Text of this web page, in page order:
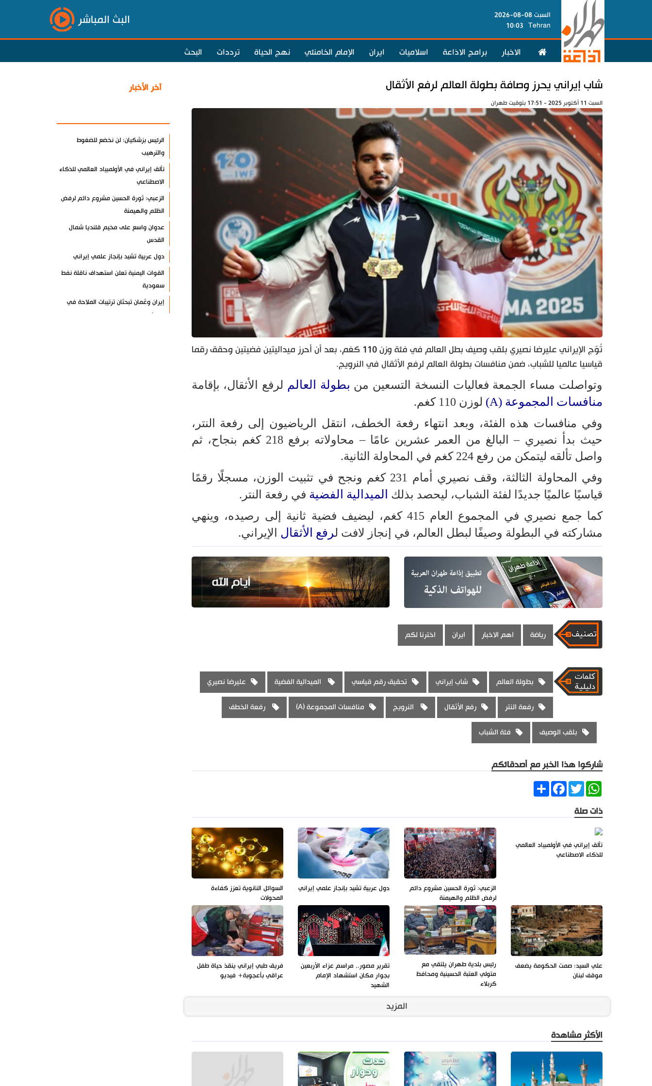
السبت 08-08-2026
Tehran
10:03 البث المباشر
الاخبار برامج الاذاعة اسلاميات ايران الإمام الخامنئي نهج الحياة ترددات البحث
شاب إيراني يحرز وصافة بطولة العالم لرفع الأثقال
السبت 11 أكتوبر 2025 - 17:51 بتوقيت طهران
تُوّج الإيراني عليرضا نصيري بلقب وصيف بطل العالم في فئة وزن 110 كغم، بعد أن أحرز ميداليتين فضيتين وحقق رقما
قياسيا عالميا للشباب، ضمن منافسات بطولة العالم لرفع الأثقال في النرويج.
وتواصلت مساء الجمعة فعاليات النسخة التسعين من بطولة العالم لرفع الأثقال، بإقامة
منافسات المجموعة (A)
لوزن 110 كغم.
وفي منافسات هذه الفئة، وبعد انتهاء رفعة الخطف، انتقل الرياضيون إلى رفعة النتر،
حيث بدأ نصيري – البالغ من العمر عشرين عامًا – محاولاته برفع 218 كغم بنجاح، ثم
واصل تألقه ليتمكن من رفع 224 كغم في المحاولة الثانية.
وفي المحاولة الثالثة، وقف نصيري أمام 231 كغم ونجح في تثبيت الوزن، مسجلًا رقمًا
قياسيًا عالميًا جديدًا لفئة الشباب، ليحصد بذلك الميدالية الفضية في رفعة النتر.
كما جمع نصيري في المجموع العام 415 كغم، ليضيف فضية ثانية إلى رصيده، وينهي
مشاركته في البطولة وصيفًا لبطل العالم، في إنجاز لافت لرفع الأثقال الإيراني.
رياضة اهم الاخبار ايران اخترنا لكم
بطولة العالم شاب إيراني تحقيق رقم قياسي الميدالية الفضية عليرضا نصيري
رفعة النتر رفع الأثقال النرويج منافسات المجموعة (A) رفعة الخطف
بلقب الوصيف فئة الشباب
شاركوا هذا الخبر مع أصدقائكم
ShareFacebookTwitter
WhatsApp
ذات صلة
تألق إيراني في الأولمبياد العالمي
للذكاء الاصطناعي
الزعبي: ثورة الحسين مشروع دائم
لرفض الظلم والهيمنة
دول عربية تشيد بإنجاز علمي إيراني
السوائل النانوية تعزز كفاءة
المحولات
علي السيد: صمت الحكومة يضعف
موقف لبنان
رئيس بلدية طهران يلتقي مع
متولي العتبة الحسينية ومحافظ
كربلاء
تقرير مصور.. مراسم عزاء الأربعين
بجوار مكان استشهاد الإمام
الشهيد
فريق طبي إيراني ينقذ حياة طفل
عراقي بأعجوبة+ فيديو
المزيد
الأكثر مشاهدة
آخر الأخبار
الرئيس بزشكيان: لن نخضع للضغوط
والترهيب
تألق إيراني في الأولمبياد العالمي للذكاء
الاصطناعي
الزعبي: ثورة الحسين مشروع دائم لرفض
الظلم والهيمنة
عدوان واسع على مخيم قلنديا شمال
القدس
دول عربية تشيد بإنجاز علمي إيراني
القوات اليمنية تعلن استهداف ناقلة نفط
سعودية
إيران وعُمان تبحثان ترتيبات الملاحة في
هرمز